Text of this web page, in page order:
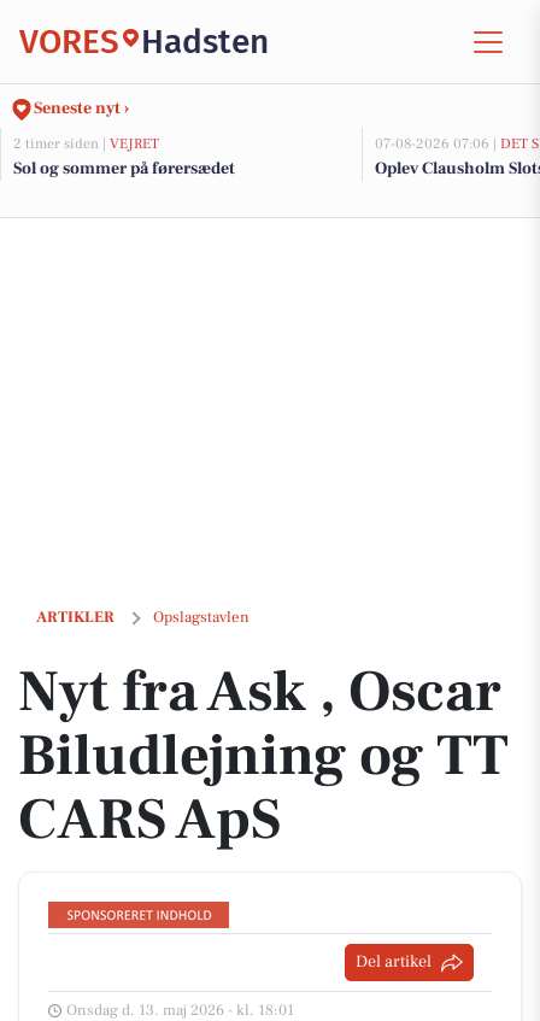
VORES Hadsten
Seneste nyt ›
2 timer siden | VEJRET
Sol og sommer på førersædet
07-08-2026 07:06 | DET
Oplev Clausholm
ARTIKLER Opslagstavlen
Nyt fra Ask , Oscar Biludlejning og TT CARS ApS
Nyt fra Ask , Oscar
Biludlejning og TT
CARS ApS
Del artikel
Onsdag d. 13. maj 2026 - kl. 18:01